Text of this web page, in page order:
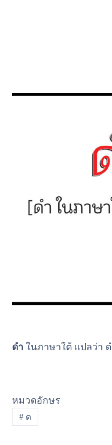
ดำ ในภาษาใต้ แปลว่า
หมวดอักษร
#ด